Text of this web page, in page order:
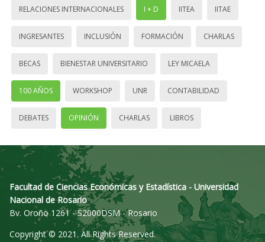
RELACIONES INTERNACIONALES I + D IITEA IITAE
INGRESANTES INCLUSIÓN FORMACIÓN CHARLAS
BECAS BIENESTAR UNIVERSITARIO LEY MICAELA
100 AÑOS WORKSHOP UNR CONTABILIDAD
DEBATES OPINIÓN CHARLAS LIBROS
Facultad de Ciencias Económicas y Estadística - Universidad
Nacional de Rosario
Bv. Oroño 1261 - S2000DSM - Rosario
Copyright © 2021. All Rights Reserved.